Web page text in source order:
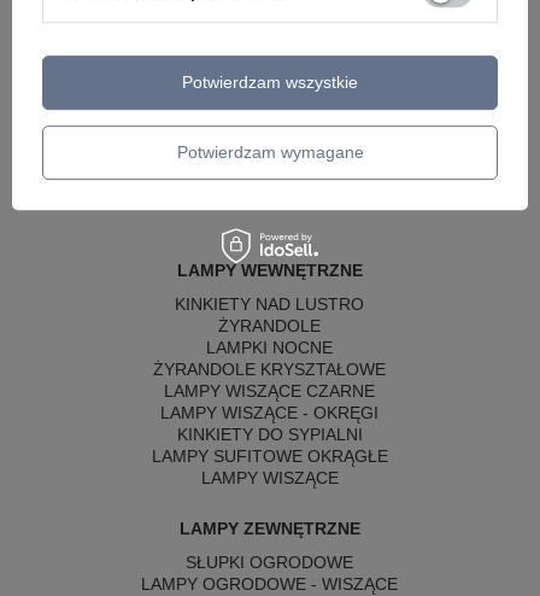
LAMPY WEWNĘTRZNE
KINKIETY NAD LUSTRO
ŻYRANDOLE
LAMPKI NOCNE
ŻYRANDOLE KRYSZTAŁOWE
LAMPY WISZĄCE CZARNE
LAMPY WISZĄCE - OKRĘGI
KINKIETY DO SYPIALNI
LAMPY SUFITOWE OKRĄGŁE
LAMPY WISZĄCE
LAMPY ZEWNĘTRZNE
SŁUPKI OGRODOWE
LAMPY OGRODOWE - WISZĄCE
Potwierdzam wymagane
Potwierdzam wszystkie